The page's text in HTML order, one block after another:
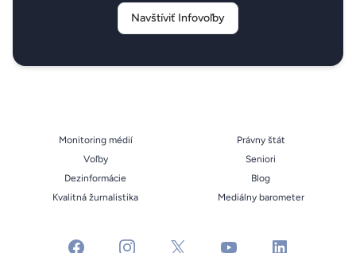
Navštíviť Infovoľby
Monitoring médií
Voľby
Dezinformácie
Kvalitná žurnalistika
Právny štát
Seniori
Blog
Mediálny barometer
facebook instagramx youtube linkedin